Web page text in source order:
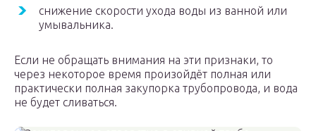
снижение скорости ухода воды из ванной или
умывальника.
Если не обращать внимания на эти признаки, то
через некоторое время произойдёт полная или
практически полная закупорка трубопровода, и вода
не будет сливаться.